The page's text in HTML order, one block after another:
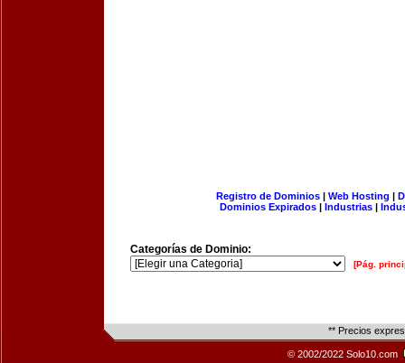
Registro de Dominios| Web Hosting |
Dominios Expirados | Industrias |
Categorías de Dominio:
[Pág.
** Precios
© 2002/2022 Solo10.com